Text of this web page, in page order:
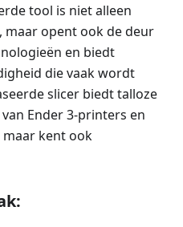
tool is niet alleen
maar opent ook de deur
en biedt
die vaak wordt
slicer biedt talloze
Ender 3-printers en
kent ook